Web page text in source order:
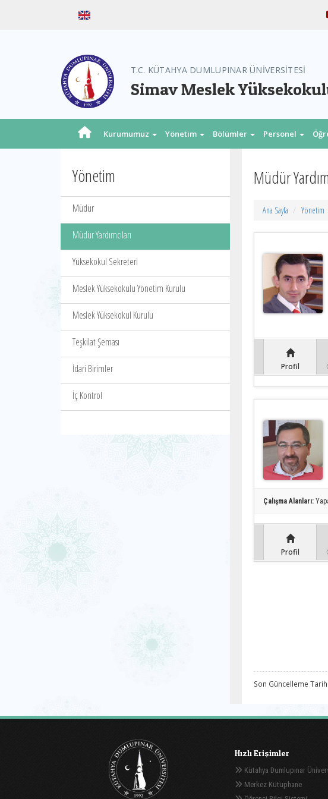
T.C. KÜTAHYA DUMLUPINAR ÜNİVERSİTESİ
Simav Meslek
Kurumumuz Yönetim Bölümler Personel
Yönetim
Müdür
Müdür Yardımcıları
Yüksekokul Sekreteri
Meslek Yüksekokulu Yönetim Kurulu
Meslek Yüksekokul Kurulu
Teşkilat Şeması
İdari Birimler
İç Kontrol
Müdür
Ana Sayfa Yönetim
Profil
Çalışma Alanları:
Profil
Son Güncelleme
Hızlı Erişimler
Kütahya Dumlupınar
Merkez Kütüphane